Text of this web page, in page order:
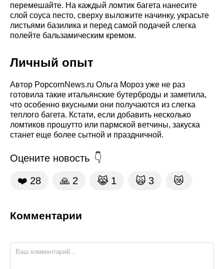
перемешайте. На каждый ломтик багета нанесите
слой соуса песто, сверху выложите начинку, украсьте
листьями базилика и перед самой подачей слегка
полейте бальзамическим кремом.
Личный опыт
Автор PopcornNews.ru Ольга Мороз уже не раз
готовила такие итальянские бутерброды и заметила,
что особенно вкусными они получаются из слегка
теплого багета. Кстати, если добавить несколько
ломтиков прошутто или пармской ветчины, закуска
станет еще более сытной и праздничной.
Оцените новость
❤️ 28 🙏 2 😹 1 🙀 3 😿
Комментарии